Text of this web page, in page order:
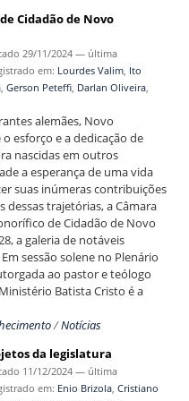
Cidadão de Novo
29/11/2024 — última
em: Lourdes Valim, Ito
, Gerson Peteffi, Darlan Oliveira,
alemães, Novo
esforço e a dedicação de
nascidas em outros
a esperança de uma vida
suas inúmeras contribuições
dessas trajetórias, a Câmara
de Cidadão de Novo
a galeria de notáveis
sessão solene no Plenário
ao pastor e teólogo
Batista Cristo é a
/Notícias
da legislatura
11/12/2024 — última
em: Enio Brizola, Cristiano